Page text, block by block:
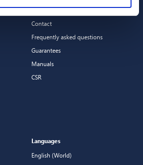
Customer Service
Contact
Frequently asked questions
Guarantees
Manuals
CSR
Languages
English (World)